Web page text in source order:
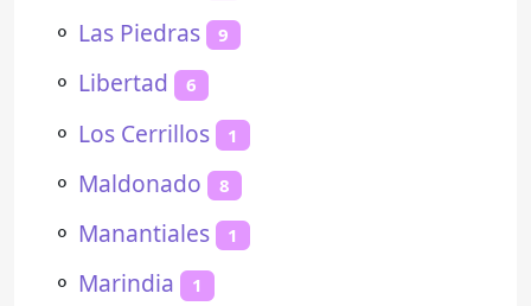
⚬ Las Piedras 9
⚬ Libertad 6
⚬ Los Cerrillos 1
⚬ Maldonado 8
⚬ Manantiales 1
⚬ Marindia 1